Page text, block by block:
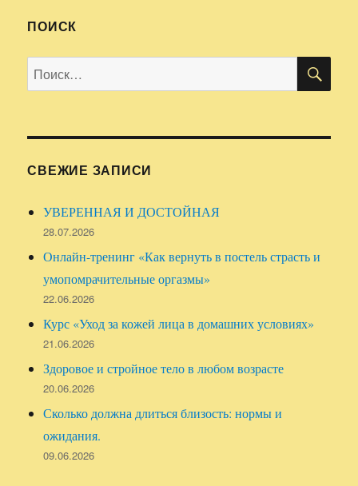
ПОИСК
Искать:
СВЕЖИЕ ЗАПИСИ
УВЕРЕННАЯ И ДОСТОЙНАЯ
28.07.2026
Онлайн-тренинг «Как вернуть в постель страсть и
умопомрачительные оргазмы»
22.06.2026
Курс «Уход за кожей лица в домашних условиях»
21.06.2026
Здоровое и стройное тело в любом возрасте
20.06.2026
Сколько должна длиться близость: нормы и
ожидания.
09.06.2026